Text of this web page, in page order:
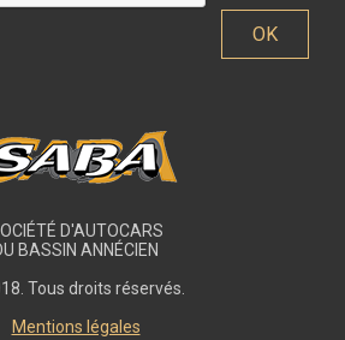
D'AUTOCARS
BASSIN ANNÉCIEN
Tous droits réservés.
Mentions légales